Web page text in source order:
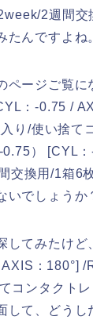
2週間
たんですよね
ページご覧
：-0.75 /
り/使い捨て
0.75） [CYL
交換用/1箱6
いでしょうか
してみたけど
：180°]
コンタクト
して、どう